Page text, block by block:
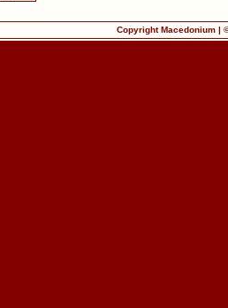
Copyright Macedonium |